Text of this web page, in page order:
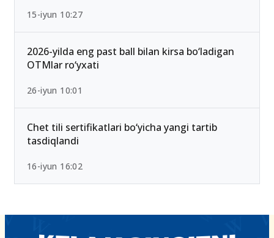
15-iyun 10:27
2026-yilda eng past ball bilan kirsa bo‘ladigan
OTMlar ro‘yxati
26-iyun 10:01
Chet tili sertifikatlari bo‘yicha yangi tartib
tasdiqlandi
16-iyun 16:02